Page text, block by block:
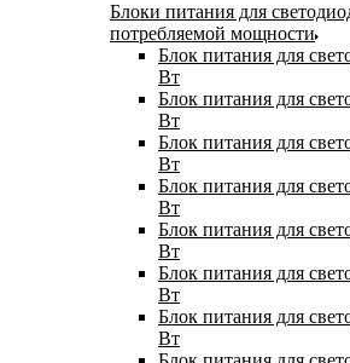
Блоки питания для
потребляемой мощности
Блок питания для
Вт
Блок питания для
Вт
Блок питания для
Вт
Блок питания для
Вт
Блок питания для
Вт
Блок питания для
Вт
Блок питания для
Вт